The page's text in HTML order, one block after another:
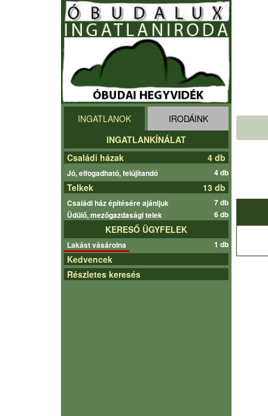
INGATLANOK
IRODÁINK
INGATLANKÍNÁLAT
Családi házak
4 db
Jó, elfogadható, felújítandó 4 db
Telkek 13 db
Családi ház építésére ajánljuk
7 db
Üdülő, mezőgazdasági telek
6 db
KERESŐ ÜGYFELEK
Lakást vásárolna 1 db
Kedvencek
Részletes keresés